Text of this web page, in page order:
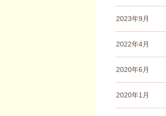
2023年9月
2022年4月
2020年6月
2020年1月